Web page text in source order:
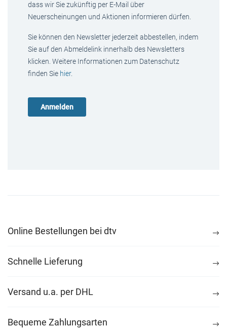
dass wir Sie zukünftig per E-Mail über
Neuerscheinungen und Aktionen informieren dürfen.
Sie können den Newsletter jederzeit abbestellen, indem
Sie auf den Abmeldelink innerhalb des Newsletters
klicken. Weitere Informationen zum Datenschutz
finden Sie hier.
Online Bestellungen bei dtv
Schnelle Lieferung
Versand u.a. per DHL
Bequeme Zahlungsarten